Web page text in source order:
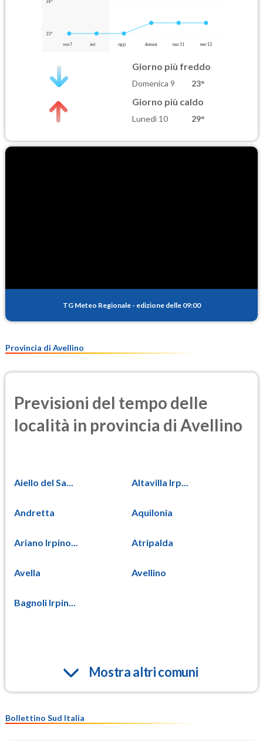
26°
23°
ven 7 ieri oggi domani mar 11 mer 12
Giorno più freddo
Domenica 9 23°
Giorno più caldo
Lunedì 10 29°
TG Meteo Regionale - edizione delle 09:00
Provincia di Avellino
Previsioni del tempo delle
località in provincia di Avellino
Aiello del Sa... Altavilla Irp...
Andretta Aquilonia
Ariano Irpino... Atripalda
Avella Avellino
Bagnoli Irpin...
Mostra altri comuni
Bollettino Sud Italia